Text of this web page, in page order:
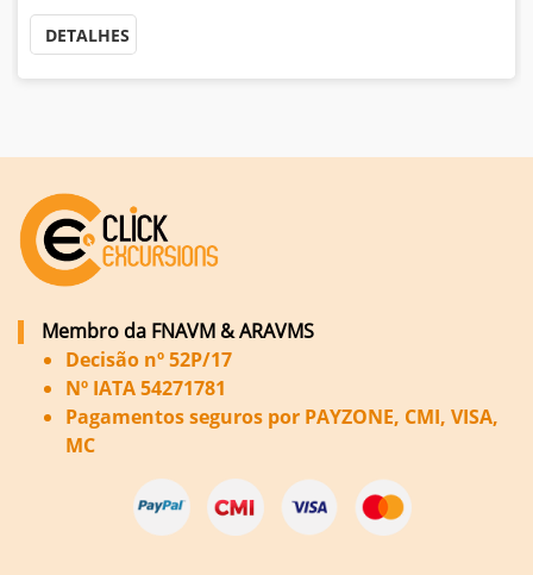
DETALHES
Membro da FNAVM & ARAVMS
Decisão nº 52P/17
Nº IATA 54271781
Pagamentos seguros por PAYZONE, CMI, VISA,
MC